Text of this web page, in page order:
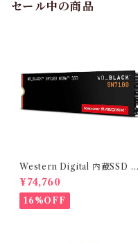
セール中の商品
Western Digital 内蔵SSD 2
TB WD Black SN7100 (読取
り最大 7,250MB/秒) M.2-22
80 NVMe WDS200T4X0E-
EC
¥74,760
16%OFF